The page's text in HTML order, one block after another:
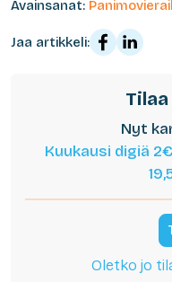
Avainsanat:
Jaa artikkeli:
Nyt
Kuukausi digiä 2€
Oletko jo